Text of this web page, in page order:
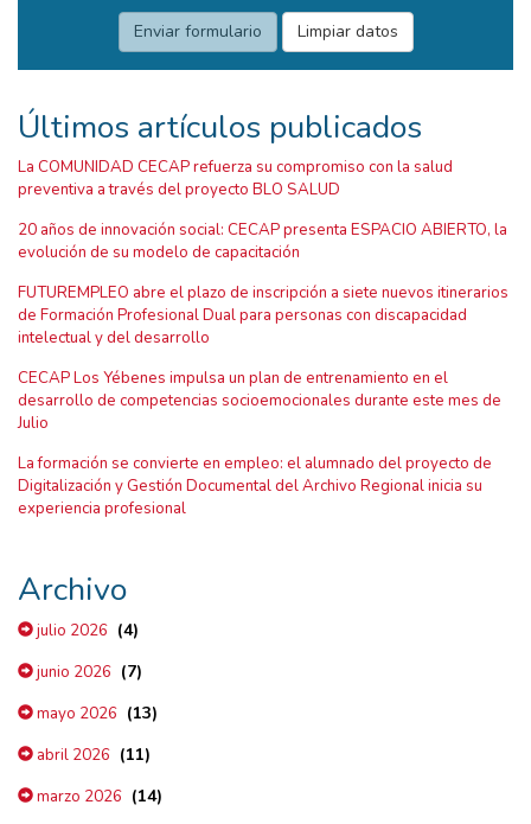
Últimos artículos publicados
La COMUNIDAD CECAP refuerza su compromiso con la salud
preventiva a través del proyecto BLO SALUD
20 años de innovación social: CECAP presenta ESPACIO ABIERTO, la
evolución de su modelo de capacitación
FUTUREMPLEO abre el plazo de inscripción a siete nuevos itinerarios
de Formación Profesional Dual para personas con discapacidad
intelectual y del desarrollo
CECAP Los Yébenes impulsa un plan de entrenamiento en el
desarrollo de competencias socioemocionales durante este mes de
Julio
La formación se convierte en empleo: el alumnado del proyecto de
Digitalización y Gestión Documental del Archivo Regional inicia su
experiencia profesional
Archivo
julio 2026 (4)
junio 2026 (7)
mayo 2026 (13)
abril 2026 (11)
marzo 2026 (14)